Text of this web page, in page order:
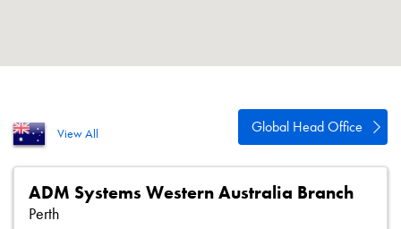
View All Global Head Office
ADM Systems Western Australia Branch
Perth